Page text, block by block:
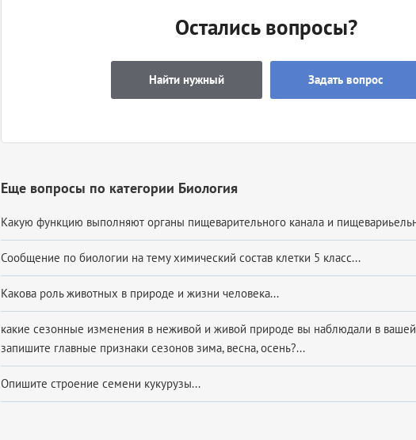
Остались вопросы?
Найти нужный Задать вопрос
Еще вопросы по категории Биология
Какую функцию выполняют органы пищеварительного канала и
Сообщение по биологии на тему химический состав клетки 5 класс...
Какова роль животных в природе и жизни человека...
какие сезонные изменения в неживой и живой природе вы наблюдали в вашей
запишите главные признаки сезонов зима, весна, осень?...
Опишите строение семени кукурузы...